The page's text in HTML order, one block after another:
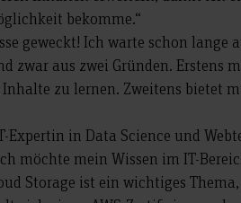
bekomme.“
geweckt! Ich warte schon lange
zwar aus zwei Gründen. Erstens
zu lernen. Zweitens bietet
Expertin in Data Science und
möchte mein Wissen im IT-
Storage ist ein wichtiges